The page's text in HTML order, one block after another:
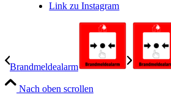
Link zu Instagram
Brandmeldealarm
Nach oben scrollen